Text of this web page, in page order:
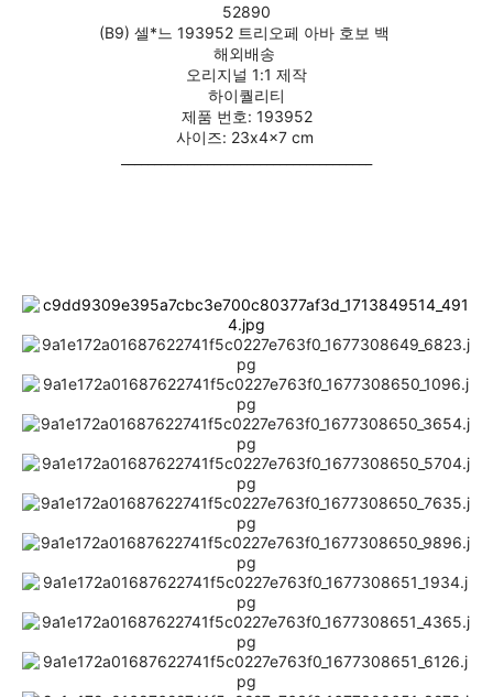
52890
(B9) 셀*느 193952 트리오페 아바 호보 백
해외배송
오리지널 1:1 제작
하이퀄리티
제품 번호: 193952
사이즈: 23x4x7 cm